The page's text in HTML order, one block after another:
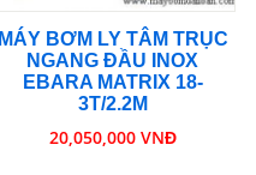
MÁY BƠM LY TÂM TRỤC
NGANG ĐẦU INOX
EBARA MATRIX 18-
3T/2.2M
20,050,000 VNĐ